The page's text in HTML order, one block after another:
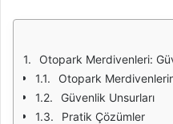
Otopark Merdivenleri:
Otopark
Güvenlik Unsurları
Pratik Çözümler